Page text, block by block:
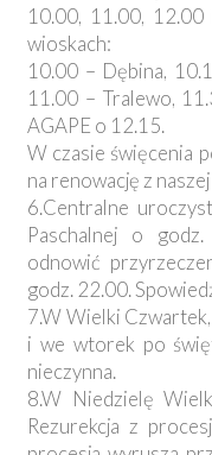
10.00, 11.00,
wioskach:
10.00 – Dębina,
11.00 – Tralewo,
AGAPE o 12.15.
W czasie święcenia
na renowację z
6.Centralne
Paschalnej o
odnowić
godz. 22.00.
7.W Wielki
i we wtorek po
nieczynna.
8.W Niedzielę
Rezurekcja z